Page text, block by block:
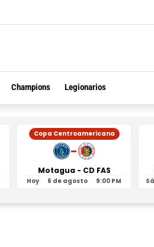
Champions Legionarios
Copa Centroamericana
-
Motagua - CD FAS
Hoy 6 de agosto 9:00 PM